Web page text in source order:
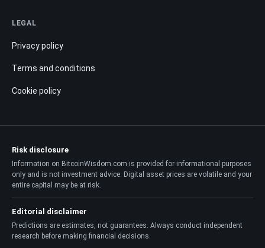
LEGAL
Privacy policy
Terms and conditions
Cookie policy
Risk disclosure
Information on BitcoinWisdom.com is provided for informational purposes
only and is not investment advice. Digital asset prices are volatile and your
entire capital may be at risk.
Editorial disclaimer
Predictions are estimates, not guarantees. Always conduct independent
research before making financial decisions.